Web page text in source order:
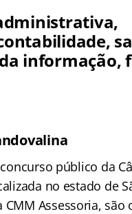
informação,
público da
no estado de
CMM Assessoria, são